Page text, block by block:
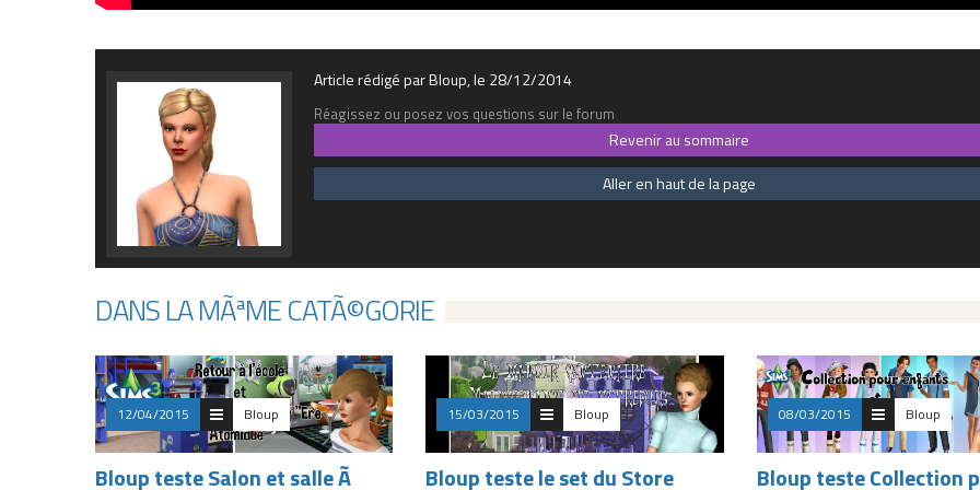
Article rédigé par Bloup, le 28/12/2014
Réagissez ou posez vos questions sur le forum
Revenir au sommaire
Aller en haut de la page
DANS LA MÃªME CATÃ©GORIE
12/04/2015 Bloup
Bloup teste Salon et salle Ã
15/03/2015 Bloup
Bloup teste le set du Store
08/03/2015 Bloup
Bloup teste Collection